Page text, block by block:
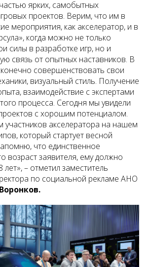
ярких, самобытных
проектов. Верим, что им в
мероприятия, как акселератор, и в
когда можно не только
силы в разработке игр, но и
связь от опытных наставников. В
совершенствовать свои
визуальный стиль. Получение
взаимодействие с экспертами
процесса. Сегодня мы увидели
с хорошим потенциалом.
участников акселератора на нашем
который стартует весной
что единственное
возраст заявителя, ему должно
лет», – отметил заместитель
по социальной рекламе АНО